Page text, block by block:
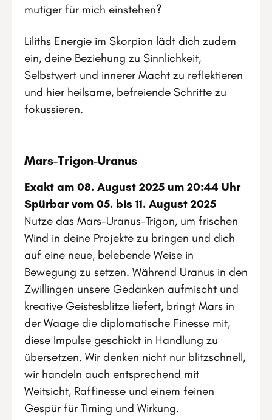
mutiger für mich einstehen?
Liliths Energie im Skorpion lädt dich zudem
ein, deine Beziehung zu Sinnlichkeit,
Selbstwert und innerer Macht zu reflektieren
und hier heilsame, befreiende Schritte zu
fokussieren.
Mars-Trigon-Uranus
Exakt am 08. August 2025 um 20:44 Uhr
Spürbar vom 05. bis 11. August 2025
Nutze das Mars-Uranus-Trigon, um frischen
Wind in deine Projekte zu bringen und dich
auf eine neue, belebende Weise in
Bewegung zu setzen. Während Uranus in den
Zwillingen unsere Gedanken aufmischt und
kreative Geistesblitze liefert, bringt Mars in
der Waage die diplomatische Finesse mit,
diese Impulse geschickt in Handlung zu
übersetzen. Wir denken nicht nur blitzschnell,
wir handeln auch entsprechend mit
Weitsicht, Raffinesse und einem feinen
Gespür für Timing und Wirkung.